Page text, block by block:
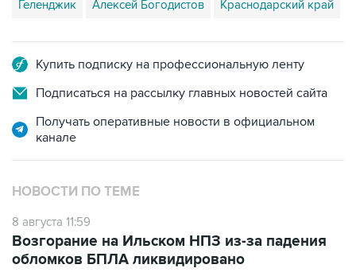
Геленджик Алексей Богодистов Краснодарский край
Купить подписку на профессиональную ленту
Подписаться на рассылку главных новостей сайта
Получать оперативные новости в официальном
канале
НОВОСТИ ПО ТЕМЕ
8 августа 11:59
Возгорание на Ильском НПЗ из-за падения
обломков БПЛА ликвидировано